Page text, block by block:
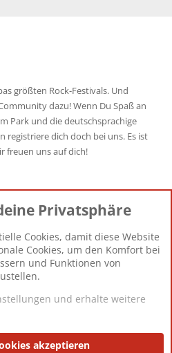
größten Rock-Festivals. Und
dazu! Wenn Du Spaß an
Park und die deutschsprachige
registriere dich doch bei uns. Es ist
freuen uns auf dich!
12.427
Berlin
Impressum
Privatsphäre
Cookies, damit diese Website
Cookies, um den Komfort bei
und Funktionen von
und erhalte weitere
akzeptieren